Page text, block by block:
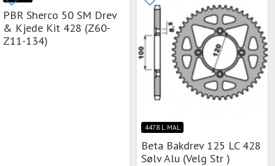
PBR Sherco 50 SM Drev
& Kjede Kit 428 (Z60-
Z11-134)
4478 L MAL
Beta Bakdrev 125 LC 428
Sølv Alu (Velg Str )